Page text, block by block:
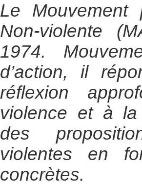
Le Mouvement
Non-violente
1974.
d’action, il
réflexion
violence et à la
des
violentes en
concrètes.